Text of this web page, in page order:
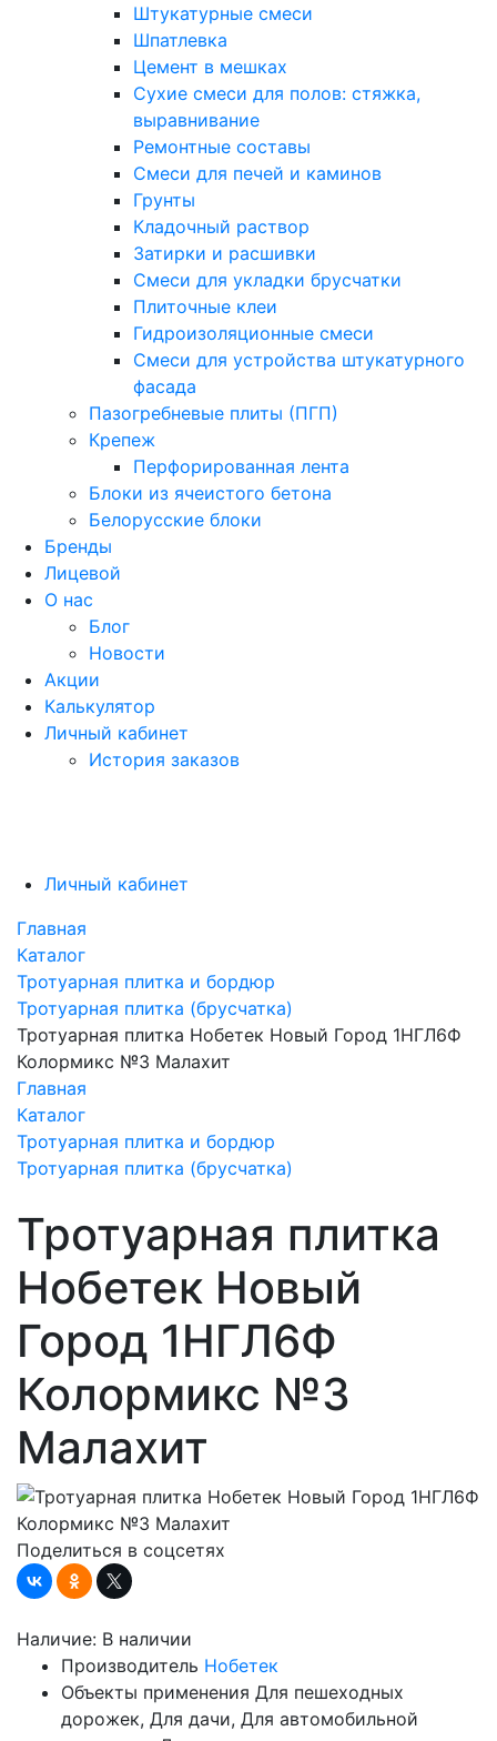
Штукатурные смеси
Шпатлевка
Цемент в мешках
Сухие смеси для полов: стяжка,
выравнивание
Ремонтные составы
Смеси для печей и каминов
Грунты
Кладочный раствор
Затирки и расшивки
Смеси для укладки брусчатки
Плиточные клеи
Гидроизоляционные смеси
Смеси для устройства штукатурного
фасада
Пазогребневые плиты (ПГП)
Крепеж
Перфорированная лента
Блоки из ячеистого бетона
Белорусские блоки
Бренды
Лицевой
О нас
Блог
Новости
Акции
Калькулятор
Личный кабинет
История заказов
Личный кабинет
Главная
Каталог
Тротуарная плитка и бордюр
Тротуарная плитка (брусчатка)
Тротуарная плитка Нобетек Новый Город 1НГЛ6Ф
Колормикс №3 Малахит
Главная
Каталог
Тротуарная плитка и бордюр
Тротуарная плитка (брусчатка)
Тротуарная плитка
Нобетек Новый
Город 1НГЛ6Ф
Колормикс №3
Малахит
Поделиться в соцсетях
Наличие: В наличии
Производитель Нобетек
Объекты применения Для пешеходных
дорожек, Для дачи, Для автомобильной